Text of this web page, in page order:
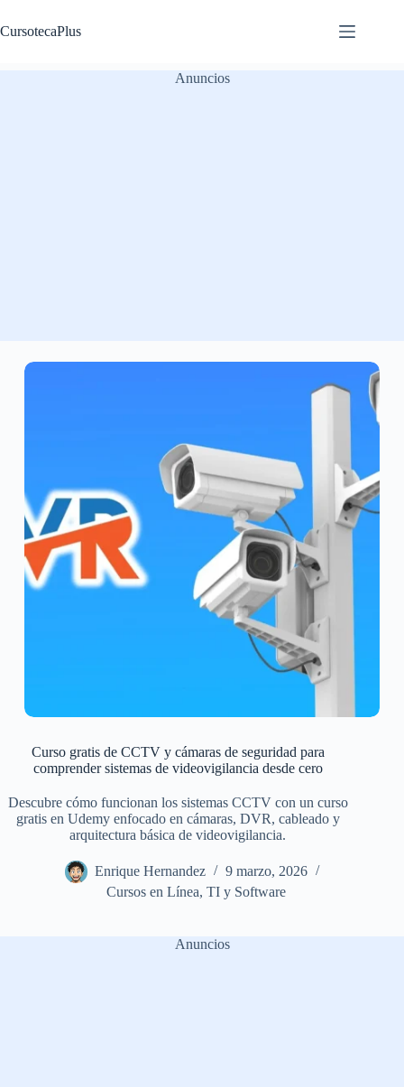
al
contenido
CursotecaPlus
Anuncios
Curso gratis de CCTV y cámaras de seguridad para
comprender sistemas de videovigilancia desde cero
Descubre cómo funcionan los sistemas CCTV con un curso
gratis en Udemy enfocado en cámaras, DVR, cableado y
arquitectura básica de videovigilancia.
Enrique Hernandez
9 marzo, 2026
Cursos en Línea, TI y Software
Anuncios